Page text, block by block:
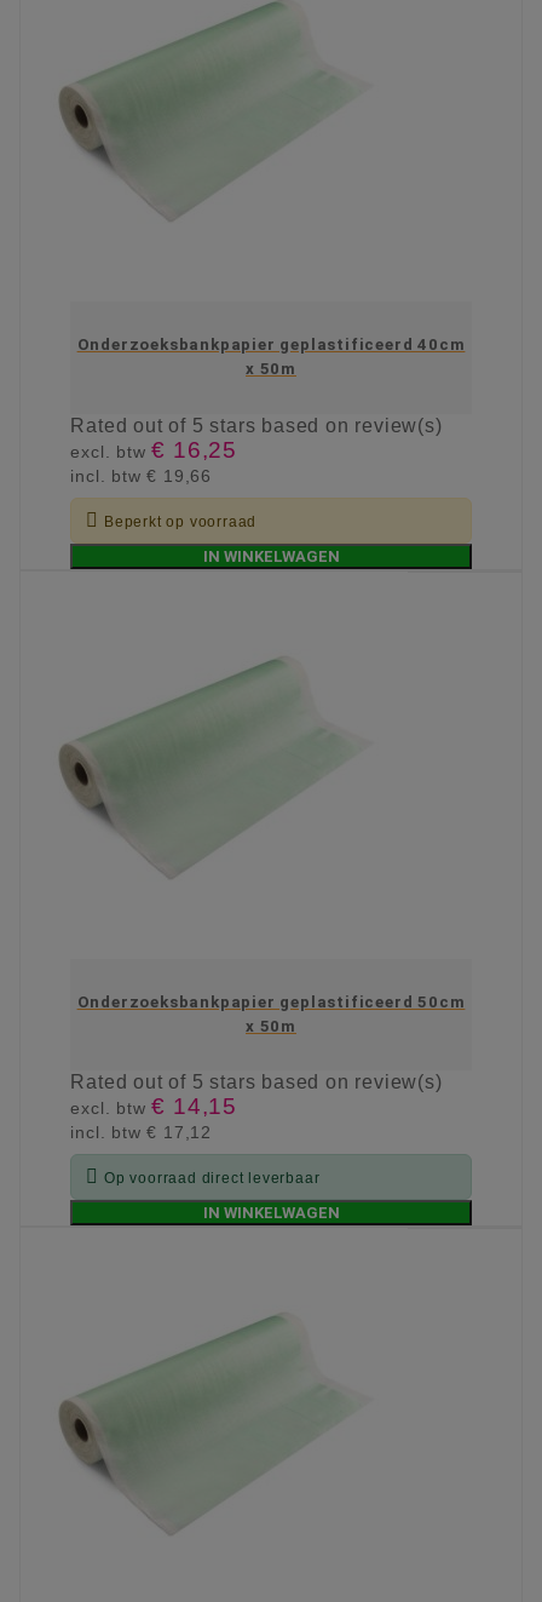
Onderzoeksbankpapier geplastificeerd 40cm
x 50m
Ratedout of 5 stars based on review(s)
excl. btw€ 16,25
incl. btw€ 19,66
 Beperkt op voorraad
IN WINKELWAGEN
Onderzoeksbankpapier geplastificeerd 50cm
x 50m
Ratedout of 5 stars based on review(s)
excl. btw€ 14,15
incl. btw€ 17,12
 Op voorraad direct leverbaar
IN WINKELWAGEN